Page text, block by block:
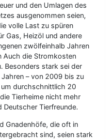
und den Umlagen des
ausgenommen seien,
volle Last zu spüren
Gas, Heizöl und andere
zwölfeinhalb Jahren
Auch die Stromkosten
Besonders stark sei der
– von 2009 bis zu
durchschnittlich 20
Tierheime nicht mehr
Deutscher Tierfreunde.
Gnadenhöfe, die oft in
sind, seien stark